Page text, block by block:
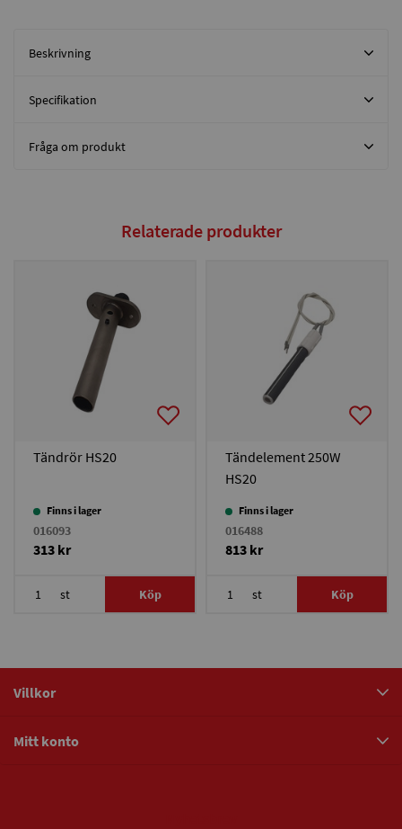
Beskrivning
Specifikation
Fråga om produkt
Relaterade produkter
Tändrör HS20
Finns i lager
016093
313 kr
st Köp
Tändelement 250W
HS20
Finns i lager
016488
813 kr
st Köp
Villkor
Mitt konto